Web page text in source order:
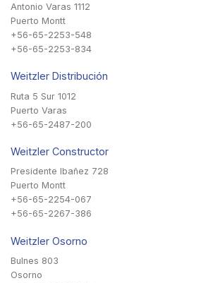
Antonio Varas 1112
Puerto Montt
+56-65-2253-548
+56-65-2253-834
Weitzler Distribución
Ruta 5 Sur 1012
Puerto Varas
+56-65-2487-200
Weitzler Constructor
Presidente Ibañez 728
Puerto Montt
+56-65-2254-067
+56-65-2267-386
Weitzler Osorno
Bulnes 803
Osorno